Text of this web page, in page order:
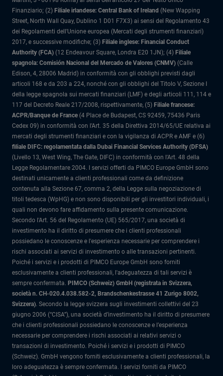
Finanziario; (2) Filiale irlandese: Central Bank of Ireland (New Wapping
Street, North Wall Quay, Dublino 1 D01 F7X3) ai sensi del Regolamento 43
dei Regolamenti dell'Unione europea (Mercati degli strumenti finanziari)
2017, e successive modifiche; (3) Filiale inglese: Financial Conduct
Authority (FCA) (12 Endeavour Square, Londra E20 1JN); (4) Filiale
spagnola: Comisión Nacional del Mercado de Valores (CNMV) (Calle
Edison, 4, 28006 Madrid) in conformità con gli obblighi previsti dagli
articoli 168 e da 203 a 224, nonché con gli obblighi del Titolo V, Sezione I
della legge spagnola sui mercati finanziari (LMF) e degli articoli 111, 114 e
117 del Decreto Reale 217/2008, rispettivamente, (5) Filiale francese:
ACPR/Banque de France (4 Place de Budapest, CS 92459, 75436 Paris
Cedex 09) in conformità con l’Art. 35 della Direttiva 2014/65/UE relativa ai
mercati degli strumenti finanziari e con la vigilanza di ACPR e AMF e (6)
filiale DIFC: regolamentata dalla Dubai Financial Services Authority (DFSA)
(Livello 13, West Wing, The Gate, DIFC) in conformità con l'Art. 48 della
Legge Regolamentare 2004. I servizi offerti da PIMCO Europe GmbH sono
destinati unicamente a clienti professionali come da definizione
contenuta alla Sezione 67, comma 2, della Legge sulla negoziazione di
titoli tedesca (WpHG) e non sono disponibili per gli investitori individuali, i
quali non devono fare affidamento sulla presente comunicazione.
Secondo l'Art. 56 del Regolamento (UE) 565/2017, una società di
investimento ha il diritto di presumere che i clienti professionali
possiedano le conoscenze e l'esperienza necessarie per comprendere i
rischi associati ai servizi di investimento o alle transazioni pertinenti.
Poiché i servizi e i prodotti di PIMCO Europe GmbH sono forniti
esclusivamente a clienti professionali, l'adeguatezza di tali servizi è
sempre confermata. PIMCO (Schweiz) GmbH (registrata in Svizzera,
società n. CH-020.4.038.582-2, Brandschenkestrasse 41 Zurigo 8002,
Svizzera). Secondo la legge svizzera sugli investimenti collettivi del 23
giugno 2006 (“CISA”), una società d’investimento ha il diritto di presumere
che i clienti professionali possiedano le conoscenze e l’esperienza
necessarie per comprendere i rischi associati ai relativi servizi o
transazioni di investimento. Poiché i servizi e i prodotti di PIMCO
(Schweiz). GmbH vengono forniti esclusivamente a clienti professionali, la
loro adeguatezza è sempre confermata.
I servizi forniti da PIMCO